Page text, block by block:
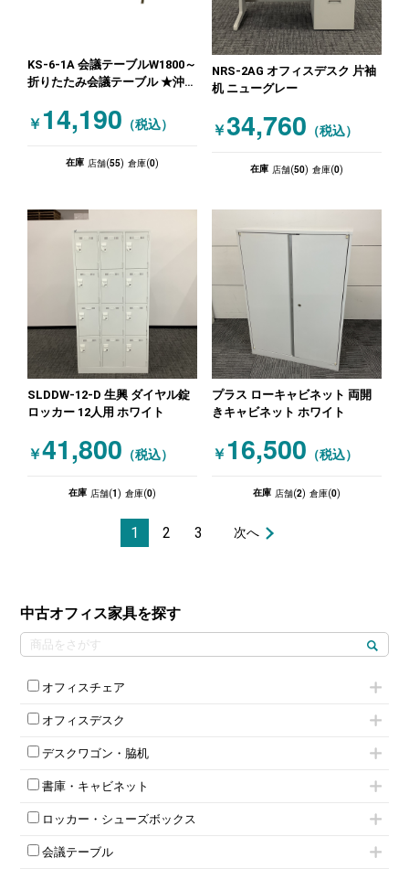
中古オフィス家具を探す
オフィスチェア
肘無しチェア
役員チェア
高級チェア（多機能チェア）
オフィスチェアその他
オフィスデスク
フリーアドレスデスク（ベンチデスク）
昇降デスク
オフィスデスクその他
両袖机
デスクワゴン・脇机
インワゴン2段
インワゴン3段
脇机
ワゴンその他
書庫・キャビネット
ハイキャビネット
ローキャビネット
両開きキャビネット
スチールキャビネット
ロッカー・シューズボックス
1人用ロッカー
2人用ロッカー
会議テーブル
KS-6-1A 会議テーブルW1800～
折りたたみ会議テーブル ★沖縄
￥ 14,190 （税込）
在庫 店舗(55) 倉庫(0)
NRS-2AG オフィスデスク 片袖
机 ニューグレー
￥34,760 （税込）
在庫 店舗(50) 倉庫(0)
SLDDW-12-D 生興 ダイヤル錠
ロッカー 12人用 ホワイト
￥41,800 （税込）
在庫 店舗(1) 倉庫(0)
プラス ローキャビネット 両開
きキャビネット ホワイト
￥ 16,500 （税込）
在庫 店舗(2) 倉庫(0)
1 2 3 次へ